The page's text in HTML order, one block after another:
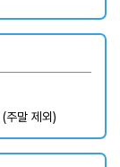
주말 제외)​